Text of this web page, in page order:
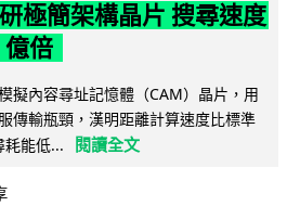
極簡架構晶片 搜尋速度
億倍
擬內容尋址記憶體（CAM）晶片，用
傳輸瓶頸，漢明距離計算速度比標準
耗能低...
閱讀全文